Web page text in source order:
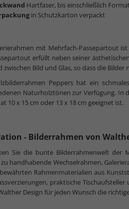
Hartfaser, bis einschließlich
in Schutzkarton verpackt
mit Mehrfach-Passepartout
erfüllt neben seiner
zwischen Bild und Glas, so dass die
Peppers hat ein
Naturholztönen zur Verfügung. In
10 x 15 cm oder 13 x 18 cm geeignet ist.
- Bilderrahmen von
Sie die bunte Bilderrahmenwelt der
handhabende Wechselrahmen,
Rahmenmaterialien aus
praktische
Design für jeden Wunsch die